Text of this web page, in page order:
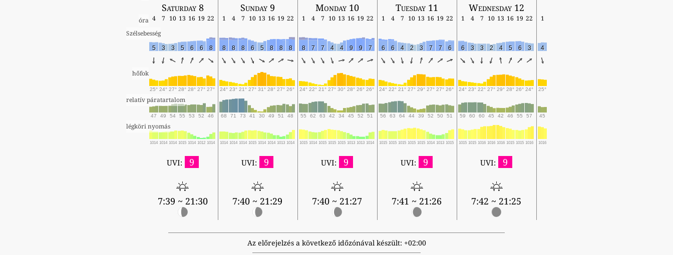
Saturday 8 Sunday 9 Monday 10 Tuesday 11 Wednesday 12
óra 4 7 10 13 16 19 22 1 4 7 10 13 16 19 22 1 4 7 10 13 16 19 22 1 4 7 10 13 16 19 22 1 4 7 10 13 16 19 22
1
Szélsebesség
5 3 3 5 6 6 8 8 8 8 6 5 8 8 8 8 7 7 4 4 9 9 7 6 6 4 2 3 7 7 6 6 3 3 2 4 5 6 3 4
hőfok
25° 24° 27° 28° 28° 27° 27° 24° 23° 21° 27° 31° 28° 27° 26° 24° 22° 21° 27° 30° 28° 26° 26° 24° 22° 21° 27° 29° 27° 27° 26° 24° 23° 22° 27° 29° 28° 26° 24° 25°
relatív páratartalom
47 49 54 55 53 52 46 68 71 73 41 30 49 51 48 55 62 63 42 34 45 52 51 56 63 64 44 39 52 50 51 59 60 60 45 42 46 55 57 45
légköri nyomás
1014 1014 1014 1015 1014 1012 1014 1014 1014 1014 1015 1014 1014 1013 1014 1015 1014 1015 1015 1015 1013 1013 1014 1015 1015 1015 1015 1015 1014 1013 1015 1015 1015 1016 1016 1016 1015 1015 1016 1016
UVI: 9
7:39 ~ 21:30
UVI: 9
7:40 ~ 21:29
UVI: 9
7:40 ~ 21:27
UVI: 9
7:41 ~ 21:26
UVI: 9
7:42 ~ 21:25
Az előrejelzés a következő időzónával készült: +02:00